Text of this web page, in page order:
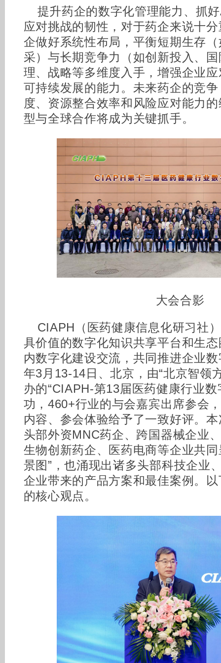
提升药企的数字化管理能力、抓
应对挑战的韧性，对于药企来说十
企做好系统性布局，平衡短期生存
采）与长期竞争力（如创新投入、
理、战略等多维度入手，增强企业
可持续发展的能力。未来药企的竞
度、资源整合效率和风险应对能力
型与全球合作将成为关键抓手。
大会合影
CIAPH（医药健康信息化研习社
具价值的数字化知识共享平台和生
内数字化建设交流，共同推进企业
年3月13-14日、北京，由“北京智领
办的“CIAPH-第13届医药健康行业
功，460+行业的与会嘉宾出席参会
内容、参会体验给予了一致好评。
头部外资MNC药企、跨国器械企业
生物创新药企、医药电商等企业共
景图”，也涌现出诸多头部科技企业
企业带来的产品方案和最佳案例。
的核心观点。